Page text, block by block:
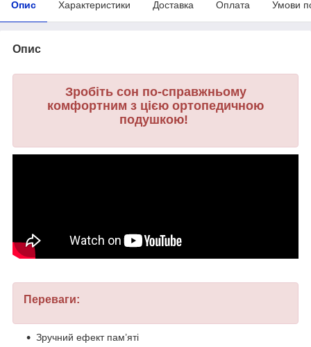
Опис Характеристики Доставка Оплата Умови
Опис
Зробіть сон по-справжньому
комфортним з цією ортопедичною
подушкою!
Переваги:
Зручний ефект пам’яті